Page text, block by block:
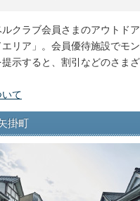
クラブ会員さまのアウトド
リア」。会員優待施設でモ
提示すると、割引などのさま
て
掛町